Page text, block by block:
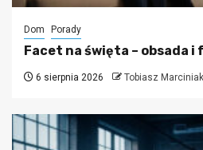
Dom Porady
Facet na święta – obsada i
6 sierpnia 2026 Tobiasz Marciniak